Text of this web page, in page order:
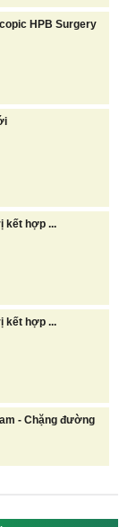
HPB Surgery
kết hợp ...
kết hợp ...
- Chặng đường